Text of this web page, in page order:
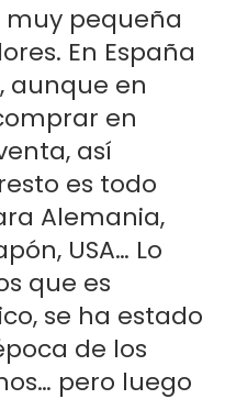
muy pequeña
En España
aunque en
en
así
es todo
Alemania,
USA… Lo
que es
se ha estado
de los
pero luego